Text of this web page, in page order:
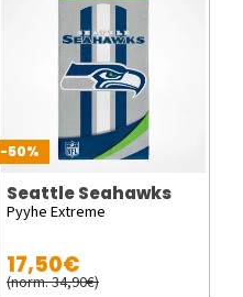
-50%
Seattle Seahawks
Pyyhe Extreme
17,50€
(norm. 34,90€)